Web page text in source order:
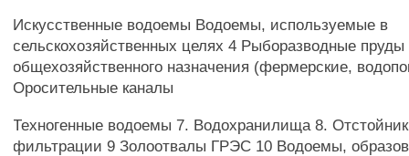
Искусственные водоемы Водоемы, используемые в
сельскохозяйственных целях 4 Рыборазводные
общехозяйственного назначения (фермерские,
Оросительные каналы
Техногенные водоемы 7. Водохранилища 8.
фильтрации 9 Золоотвалы ГРЭС 10 Водоемы,